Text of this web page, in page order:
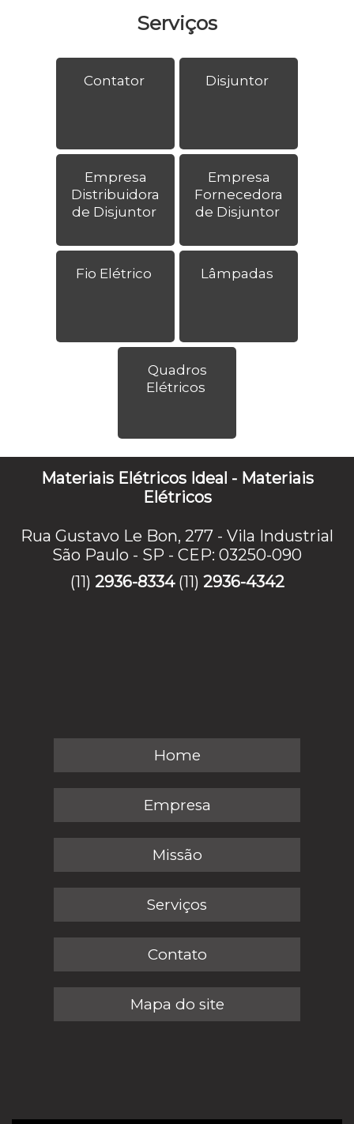
Serviços
Contator Disjuntor
Empresa
Distribuidora
de Disjuntor
Empresa
Fornecedora
de Disjuntor
Fio Elétrico Lâmpadas
Quadros
Elétricos
Materiais Elétricos Ideal - Materiais
Elétricos
Rua Gustavo Le Bon, 277 - Vila Industrial
São Paulo - SP - CEP: 03250-090
(11) 2936-8334 (11) 2936-4342
Home
Empresa
Missão
Serviços
Contato
Mapa do site